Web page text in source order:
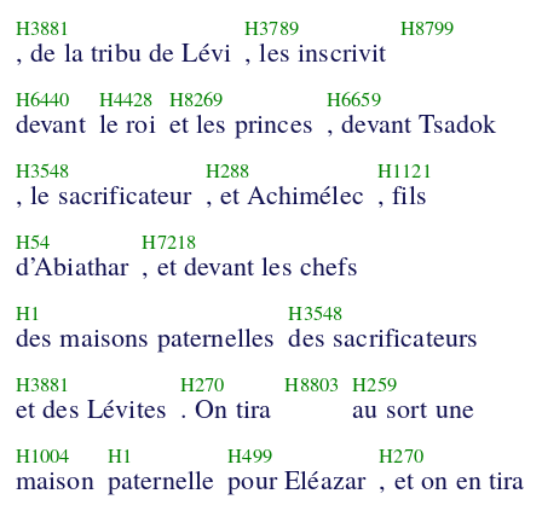
H3881
, de la tribu de Lévi
H3789
, les inscrivit
H8799
H6440
devant
H4428
le roi
H8269
et les princes
H6659
, devant Tsadok
H3548
, le sacrificateur
H288
, et Achimélec
H1121
, fils
H54
d’Abiathar
H7218
, et devant les chefs
H1
des maisons paternelles
H3548
des sacrificateurs
H3881
et des Lévites
H270
. On tira
H8803 H259
au sort une
H1004
maison
H1
paternelle
H499
pour Eléazar
H270
, et on en tira